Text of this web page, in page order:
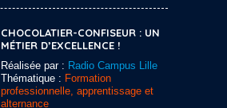
CHOCOLATIER-CONFISEUR : UN
MÉTIER D’EXCELLENCE !
Réalisée par : Radio Campus Lille
Thématique : Formation
professionnelle, apprentissage et
alternance